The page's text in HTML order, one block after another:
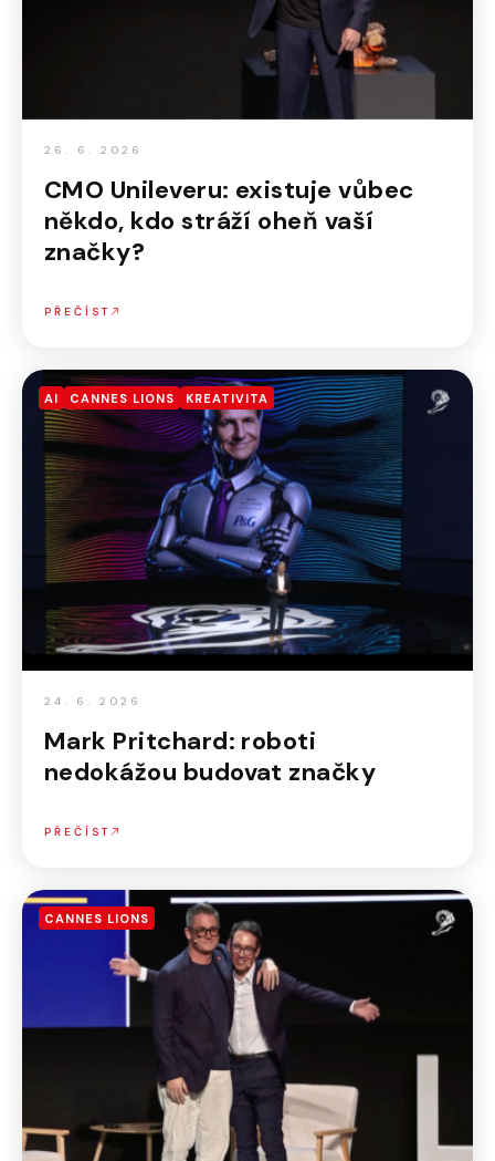
26. 6. 2026
CMO Unileveru: existuje vůbec
někdo, kdo stráží oheň vaší
značky?
PŘEČÍST
AI CANNES LIONS KREATIVITA
24. 6. 2026
Mark Pritchard: roboti
nedokážou budovat značky
PŘEČÍST
CANNES LIONS